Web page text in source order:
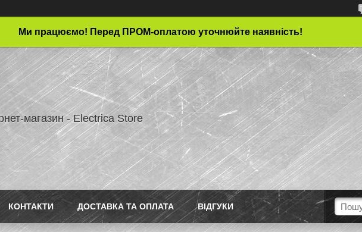
Ми працюємо! Перед ПРОМ-оплатою уточнюйте наявність!
магазин - Electrica Store
КОНТАКТИ ДОСТАВКА ТА ОПЛАТА ВІДГУКИ